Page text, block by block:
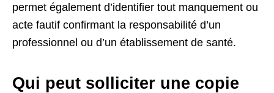
permet également d’identifier tout manquement ou
acte fautif confirmant la responsabilité d’un
professionnel ou d’un établissement de santé.
Qui peut solliciter une copie